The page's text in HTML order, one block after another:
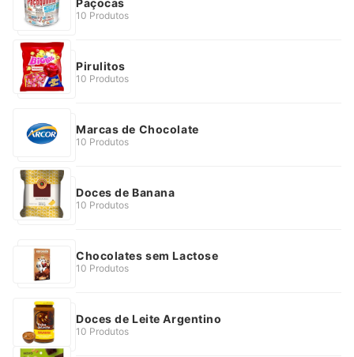
10 Produtos
Pirulitos
10 Produtos
Marcas de Chocolate
10 Produtos
Doces de Banana
10 Produtos
Chocolates sem Lactose
10 Produtos
Doces de Leite Argentino
10 Produtos